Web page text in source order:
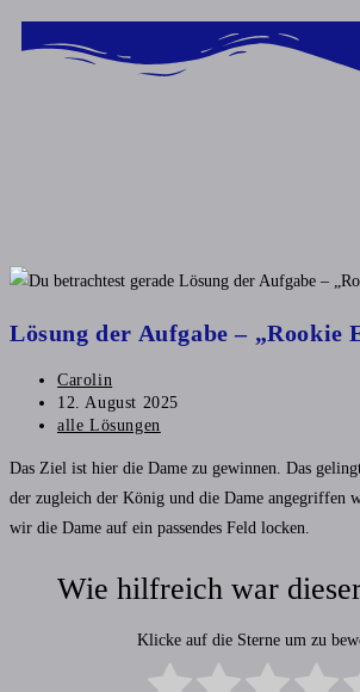
springen
Lösung der Aufgabe – „Rookie
Carolin
12. August 2025
alle Lösungen
Das Ziel ist hier die Dame zu gewinnen. Das
der zugleich der König und die Dame angegriffen
wir die Dame auf ein passendes Feld locken.
Wie hilfreich war
Klicke auf die Sterne um zu